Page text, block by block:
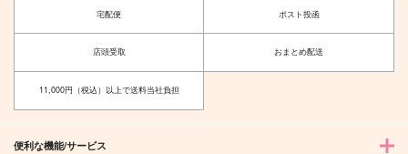
宅配便 ポスト投函
店頭受取 おまとめ配送
11,000円（税込）以上で送料当社負担
便利な機能/サービス